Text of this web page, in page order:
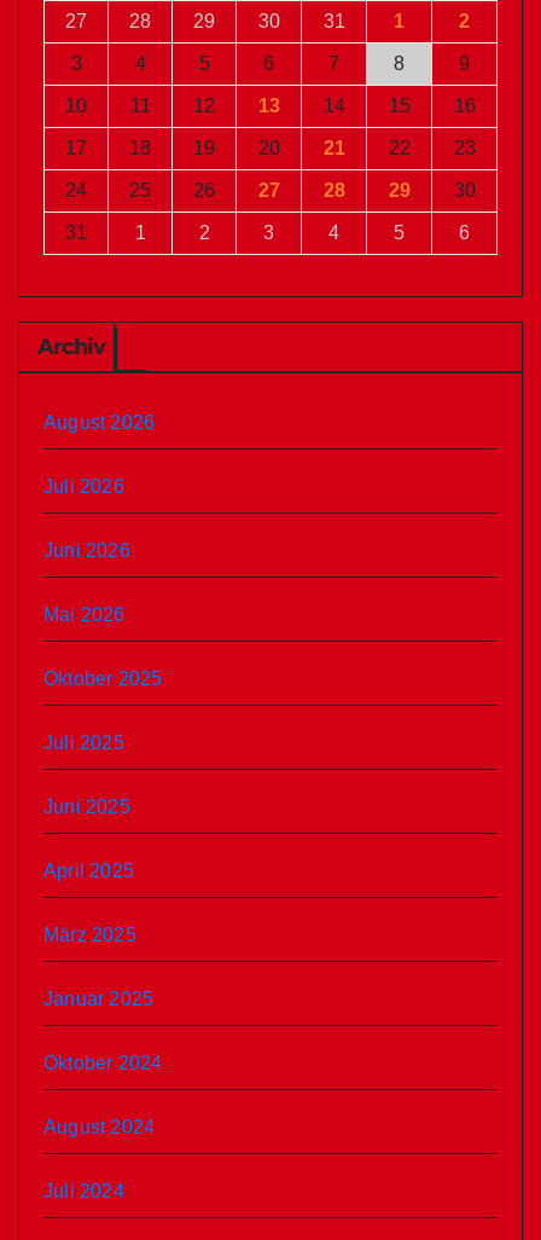
27 28 29 30 31 1 2
3 4 5 6 7 8 9
10 11 12 13 14 15 16
17 18 19 20 21 22 23
24 25 26 27 28 29 30
31 1 2 3 4 5 6
Archiv
August 2026
Juli 2026
Juni 2026
Mai 2026
Oktober 2025
Juli 2025
Juni 2025
April 2025
März 2025
Januar 2025
Oktober 2024
August 2024
Juli 2024